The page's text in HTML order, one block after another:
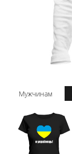
Мужчинам